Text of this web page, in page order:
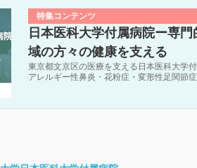
特集コンテンツ
日本医科大学付属病院ー専
域の方々の健康を支える
東京都文京区の医療を支える日本医科大学
アレルギー性鼻炎・花粉症・変形性足関節